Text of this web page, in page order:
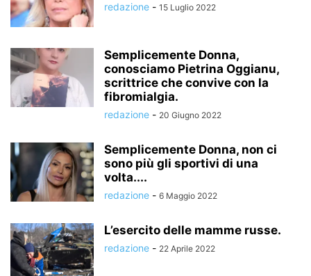
redazione - 15 Luglio 2022
Semplicemente Donna,
conosciamo Pietrina Oggianu,
scrittrice che convive con la
fibromialgia.
redazione - 20 Giugno 2022
Semplicemente Donna, non ci
sono più gli sportivi di una
volta....
redazione - 6 Maggio 2022
L’esercito delle mamme russe.
redazione - 22 Aprile 2022